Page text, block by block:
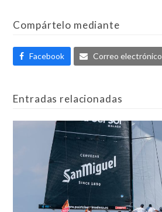
Compártelo mediante
Facebook Correo electrónico
Entradas relacionadas